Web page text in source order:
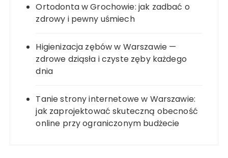
Ortodonta w Grochowie: jak zadbać o
zdrowy i pewny uśmiech
Higienizacja zębów w Warszawie —
zdrowe dziąsła i czyste zęby każdego
dnia
Tanie strony internetowe w Warszawie:
jak zaprojektować skuteczną obecność
online przy ograniczonym budżecie